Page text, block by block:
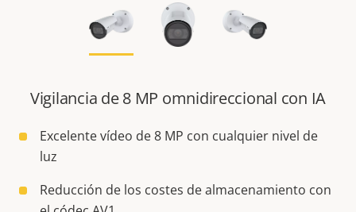
Vigilancia de 8 MP omnidireccional con IA
Excelente vídeo de 8 MP con cualquier nivel de
luz
Reducción de los costes de almacenamiento con